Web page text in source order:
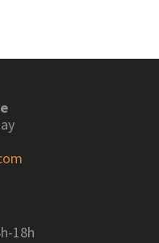
18h